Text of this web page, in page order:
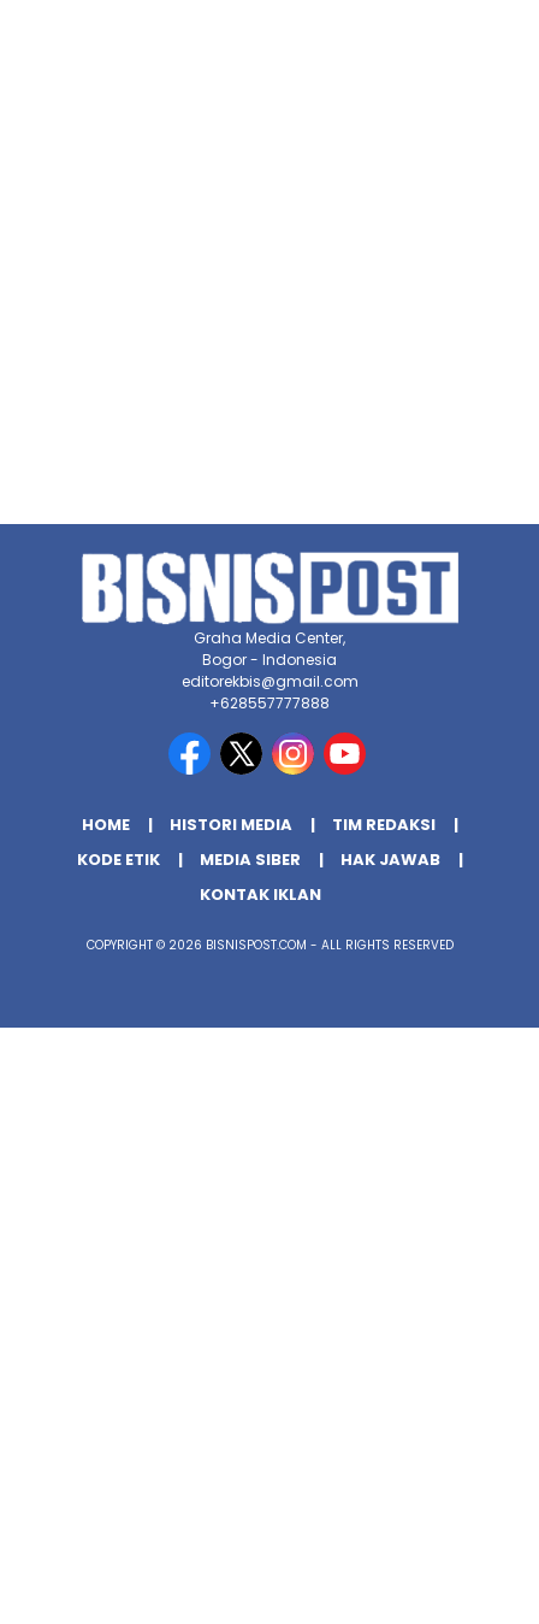
Graha Media Center,
Bogor - Indonesia
editorekbis@gmail.com
+628557777888
HOME HISTORI MEDIA
TIM REDAKSI
KODE ETIK
MEDIA SIBER
HAK JAWAB
KONTAK IKLAN
COPYRIGHT © 2026 BISNISPOST.COM - ALL RIGHTS RESERVED